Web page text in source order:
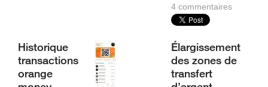
4commentaires
Historique
transactions
orange
Élargissement
des zones de
transfert